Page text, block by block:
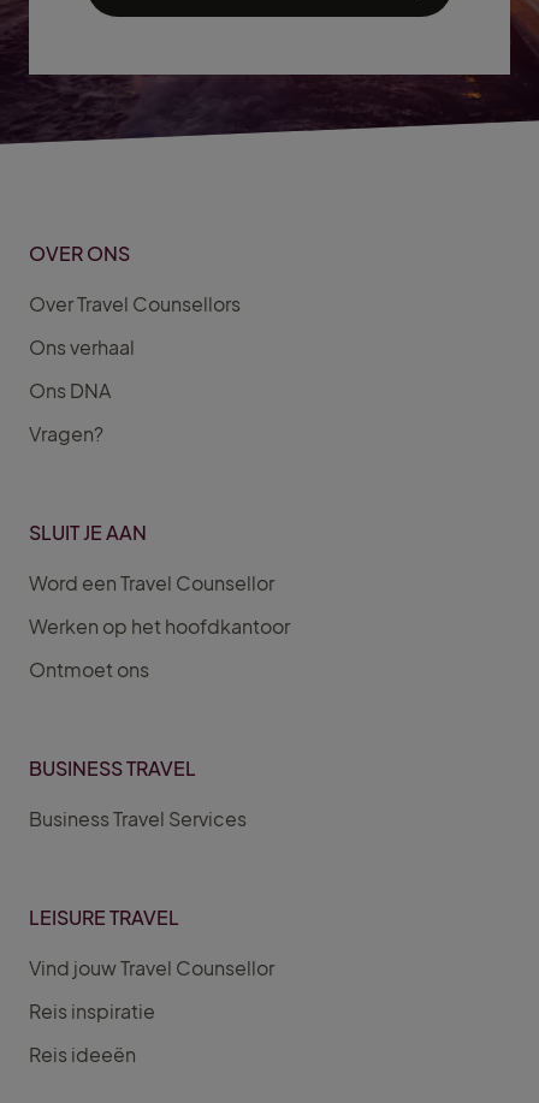
OVER ONS
Over Travel Counsellors
Ons verhaal
Ons DNA
Vragen?
SLUIT JE AAN
Word een Travel Counsellor
Werken op het hoofdkantoor
Ontmoet ons
BUSINESS TRAVEL
Business Travel Services
LEISURE TRAVEL
Vind jouw Travel Counsellor
Reis inspiratie
Reis ideeën